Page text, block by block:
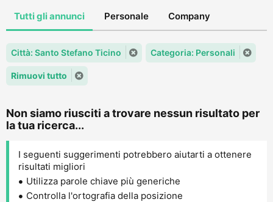
Tutti gli annunci Personale Company
Città: Santo Stefano Ticino Categoria: Personali
Rimuovi tutto
Non siamo riusciti a trovare nessun risultato per
la tua ricerca...
I seguenti suggerimenti potrebbero aiutarti a ottenere
risultati migliori
Utilizza parole chiave più generiche
Controlla l'ortografia della posizione